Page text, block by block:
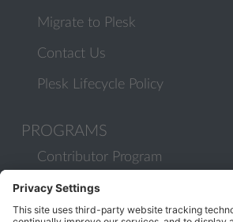
Migrate to Plesk
Contact Us
Plesk Lifecycle Policy
PROGRAMS
Contributor Program
Partner Program